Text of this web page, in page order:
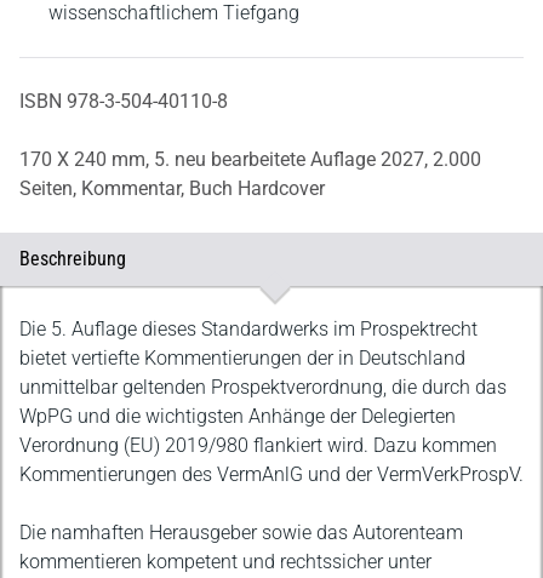
wissenschaftlichem Tiefgang
ISBN 978-3-504-40110-8
170 X 240 mm, 5. neu bearbeitete Auflage 2027, 2.000
Seiten, Kommentar, Buch Hardcover
Beschreibung
Beschreibung
Die 5. Auflage dieses Standardwerks im Prospektrecht
bietet vertiefte Kommentierungen der in Deutschland
unmittelbar geltenden Prospektverordnung, die durch das
WpPG und die wichtigsten Anhänge der Delegierten
Verordnung (EU) 2019/980 flankiert wird. Dazu kommen
Kommentierungen des VermAnlG und der VermVerkProspV.
Die namhaften Herausgeber sowie das Autorenteam
kommentieren kompetent und rechtssicher unter